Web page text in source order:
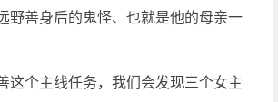
野善身后的鬼怪、也就是他的母亲一
这个主线任务，我们会发现三个女主